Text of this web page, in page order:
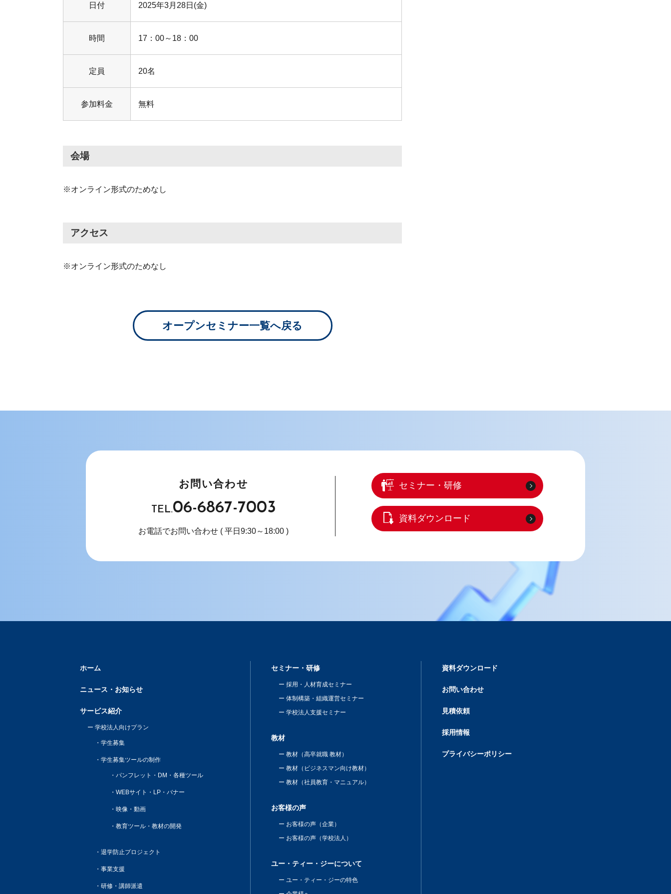
日付 2025年3月28日(金)
時間 17：00～18：00
定員 20名
参加料金 無料
会場
※オンライン形式のためなし
アクセス
※オンライン形式のためなし
オープンセミナー一覧へ戻る
お問い合わせ
TEL.06-6867-7003
お電話でお問い合わせ ( 平日9:30～18:00 )
セミナー・研修
資料ダウンロード
ホーム
ニュース・お知らせ
サービス紹介
学校法人向けプラン
学生募集
学生募集ツールの制作
パンフレット・DM・各種ツール
WEBサイト・LP・バナー
映像・動画
教育ツール・教材の開発
退学防止プロジェクト
事業支援
研修・講師派遣
セミナー・研修
採用・人材育成セミナー
体制構築・組織運営セミナー
学校法人支援セミナー
教材
教材（高卒就職 教材）
教材（ビジネスマン向け教材）
教材（社員教育・マニュアル）
お客様の声
お客様の声（企業）
お客様の声（学校法人）
ユー・ティー・ジーについて
ユー・ティー・ジーの特色
資料ダウンロード
お問い合わせ
見積依頼
採用情報
プライバシーポリシー